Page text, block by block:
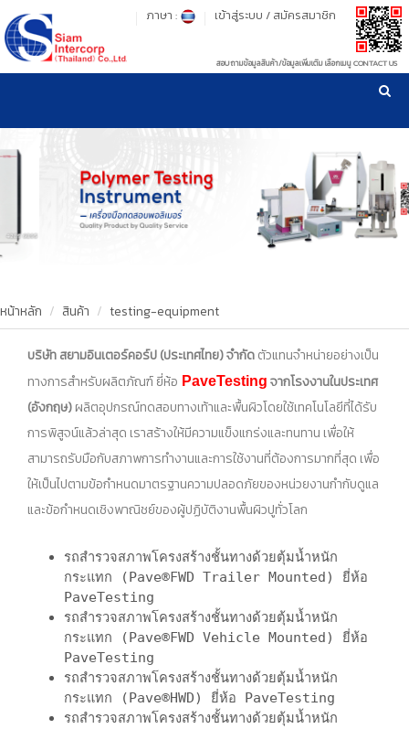
รู้ลึก รู้จริง เรื่องเครื่องมือทดสอบวัสดุ ! ยืน 1 เรื่องมาตรฐานการให้บริการ
เข้าสู่ระบบ / สมัครสมาชิก
ภาษา :
สอบถามข้อมูลสินค้า/ข้อมูลเพิ่มเติม เลือกเมนู CONTACT US
NEW WEBSITE
PRODUCT
OUR WORKS
CALIBRATION
CONTACT US
หน้าหลัก สินค้า testing-equipment
บริษัท สยามอินเตอร์คอร์ป (ประเทศไทย) จำกัดตัวแทนจำหน่ายอย่างเป็น
ทางการสำหรับผลิตภัณฑ์ยี่ห้อ PaveTesting จากโรงงานในประเทศ
(อังกฤษ)ผลิตอุปกรณ์ทดสอบทางเท้าและพื้นผิวโดยใช้เทคโนโลยีที่ได้รับ
การพิสูจน์แล้วล่าสุด เราสร้างให้มีความแข็งแกร่งและทนทาน เพื่อให้
สามารถรับมือกับสภาพการทำงานและการใช้งานที่ต้องการมากที่สุด เพื่อ
ให้เป็นไปตามข้อกำหนดมาตรฐานความปลอดภัยของหน่วยงานกำกับดูแล
และข้อกำหนดเชิงพาณิชย์ของผู้ปฏิบัติงานพื้นผิวปูทั่วโลก
รถสำรวจสภาพโครงสร้างชั้นทางด้วยตุ้มน้ำหนัก
กระแทก (Pave®FWD Trailer Mounted) ยี่ห้อ
PaveTesting
รถสำรวจสภาพโครงสร้างชั้นทางด้วยตุ้มน้ำหนัก
กระแทก (Pave®FWD Vehicle Mounted) ยี่ห้อ
PaveTesting
รถสำรวจสภาพโครงสร้างชั้นทางด้วยตุ้มน้ำหนัก
กระแทก (Pave®HWD) ยี่ห้อ PaveTesting
รถสำรวจสภาพโครงสร้างชั้นทางด้วยตุ้มน้ำหนัก